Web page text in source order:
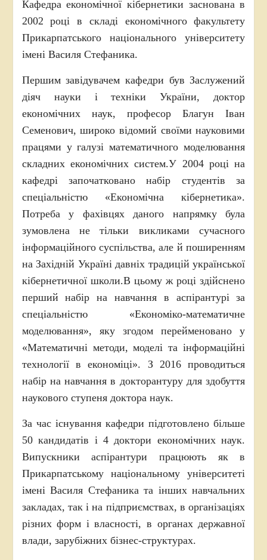
Кафедра економічної кібернетики заснована в
2002 році в складі економічного факультету
Прикарпатського національного університету
імені Василя Стефаника.
Першим завідувачем кафедри був Заслужений
діяч науки і техніки України, доктор
економічних наук, професор Благун Іван
Семенович, широко відомий своїми науковими
працями у галузі математичного моделювання
складних економічних систем.У 2004 році на
кафедрі започатковано набір студентів за
спеціальністю «Економічна кібернетика».
Потреба у фахівцях даного напрямку була
зумовлена не тільки викликами сучасного
інформаційного суспільства, але й поширенням
на Західній Україні давніх традицій української
кібернетичної школи.В цьому ж році здійснено
перший набір на навчання в аспірантурі за
спеціальністю «Економіко-математичне
моделювання», яку згодом перейменовано у
«Математичні методи, моделі та інформаційні
технології в економіці». З 2016 проводиться
набір на навчання в докторантуру для здобуття
наукового ступеня доктора наук.
За час існування кафедри підготовлено більше
50 кандидатів і 4 доктори економічних наук.
Випускники аспірантури працюють як в
Прикарпатському національному університеті
імені Василя Стефаника та інших навчальних
закладах, так і на підприємствах, в організаціях
різних форм і власності, в органах державної
влади, зарубіжних бізнес-структурах.